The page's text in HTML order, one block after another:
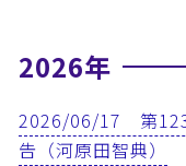
2026年
2026/06/17 第123
告（河原田智典）